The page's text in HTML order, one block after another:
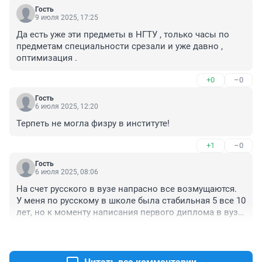
Гость
9 июля 2025, 17:25
Да есть уже эти предметы в НГТУ , только часы по
предметам специальности срезали и уже давно ,
оптимизация .
+0 –0
Гость
6 июля 2025, 12:20
Терпеть не могла физру в институте!
+1 –0
Гость
6 июля 2025, 08:06
На счет русского в вузе напрасно все возмущаются.
У меня по русскому в школе была стабильная 5 все 10
лет, но к моменту написания первого диплома в вузе
написать диплом без грамматических ошибок.